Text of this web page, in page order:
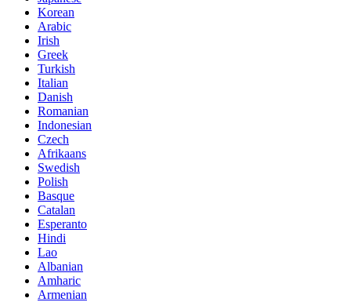
Korean
Arabic
Irish
Greek
Turkish
Italian
Danish
Romanian
Indonesian
Czech
Afrikaans
Swedish
Polish
Basque
Catalan
Esperanto
Hindi
Lao
Albanian
Amharic
Armenian